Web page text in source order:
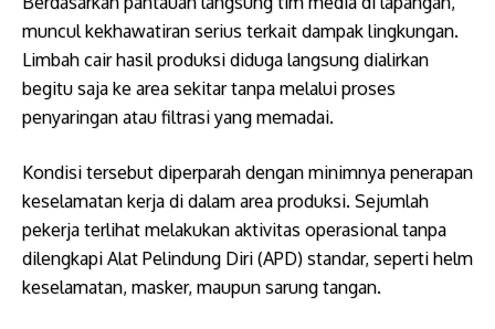
muncul kekhawatiran serius terkait dampak lingkungan.
Limbah cair hasil produksi diduga langsung dialirkan
begitu saja ke area sekitar tanpa melalui proses
penyaringan atau filtrasi yang memadai.
​Kondisi tersebut diperparah dengan minimnya penerapan
keselamatan kerja di dalam area produksi. Sejumlah
pekerja terlihat melakukan aktivitas operasional tanpa
dilengkapi Alat Pelindung Diri (APD) standar, seperti helm
keselamatan, masker, maupun sarung tangan.